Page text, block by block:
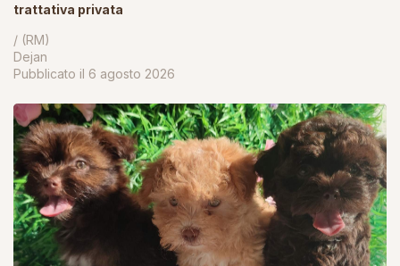
trattativa privata
/ (RM)
Dejan
Pubblicato il 6 agosto 2026